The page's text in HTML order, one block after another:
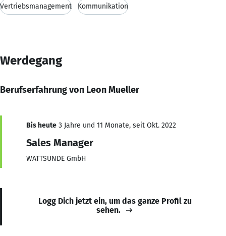
Vertriebsmanagement Kommunikation
Werdegang
Berufserfahrung von Leon Mueller
Bis heute 3 Jahre und 11 Monate, seit Okt. 2022
Sales Manager
WATTSUNDE GmbH
Logg Dich jetzt ein, um das ganze Profil zu
sehen.